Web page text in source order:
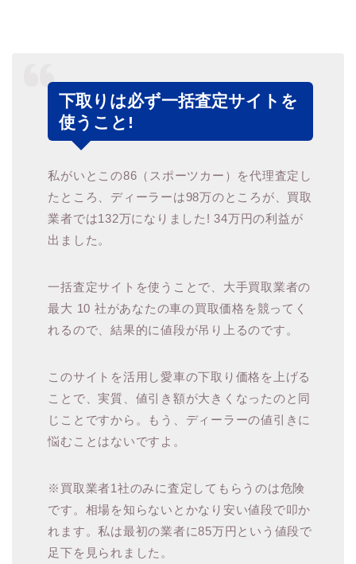
下取りは必ず一括査定サイトを
使うこと!
私がいとこの86（スポーツカー）を代理査定し
たところ、ディーラーは98万のところが、買取
業者では132万になりました! 34万円の利益が
出ました。
一括査定サイトを使うことで、大手買取業者の
最大 10 社があなたの車の買取価格を競ってく
れるので、結果的に値段が吊り上るのです。
このサイトを活用し愛車の下取り価格を上げる
ことで、実質、値引き額が大きくなったのと同
じことですから。もう、ディーラーの値引きに
悩むことはないですよ。
※買取業者1社のみに査定してもらうのは危険
です。相場を知らないとかなり安い値段で叩か
れます。私は最初の業者に85万円という値段で
足下を見られました。